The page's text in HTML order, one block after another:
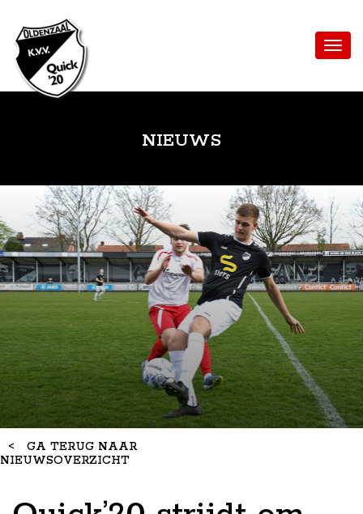
NIEUWS
< GA TERUG NAAR
NIEUWSOVERZICHT